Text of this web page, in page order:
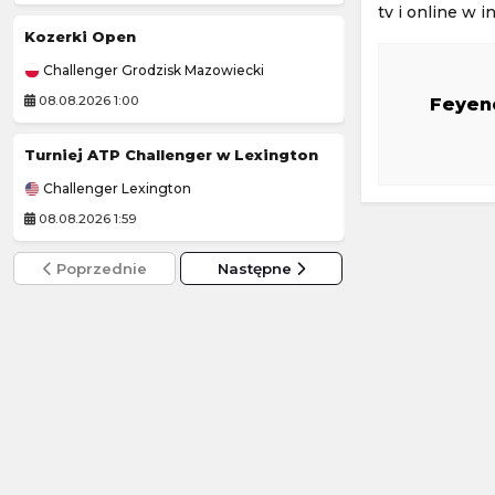
Kozerki Open
Challenger Grodzisk Mazowiecki
08.08.2026 1:00
Turniej ATP Challenger w Lexington
Challenger Lexington
08.08.2026 1:59
07.08.2026 21:57
Poprzednie Następne
tv i online w